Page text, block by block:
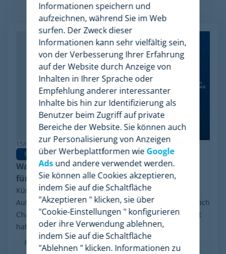
Verwandte Artikel
15/06/2026
Pricing Software
Warum Minderest die beste Wiser Alternative
für Pricing Intelligence ist
Kürzlich sorgte eine Entwicklung in der Branche für
Aufsehen: das finanzielle Reorganisationsverfahren nach
Chapter 11, das Wiser Solutions in den USA eingeleitet
hat. Auch wenn diese Maßnahme weder...
Mehr sehen
Informationen speichern und
aufzeichnen, während Sie im Web
surfen. Der Zweck dieser
Informationen kann sehr vielfältig sein,
von der Verbesserung Ihrer Erfahrung
auf der Website durch Anzeige von
Inhalten in Ihrer Sprache oder
Empfehlung anderer interessanter
Inhalte bis hin zur Identifizierung als
Benutzer beim Zugriff auf private
Bereiche der Website. Sie können auch
zur Personalisierung von Anzeigen
über Werbeplattformen wie Google
Adsund andere verwendet werden.
Sie können alle Cookies akzeptieren,
indem Sie auf die Schaltfläche
"Akzeptieren " klicken, sie über
"Cookie-Einstellungen " konfigurieren
oder ihre Verwendung ablehnen,
indem Sie auf die Schaltfläche
"Ablehnen " klicken. Informationen zu